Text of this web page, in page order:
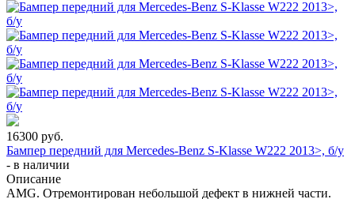
16300 руб.
Бампер передний для Mercedes-Benz S-Klasse W222 2013>, б/у
- в наличии
Описание
AMG. Отремонтирован небольшой дефект в нижней части.